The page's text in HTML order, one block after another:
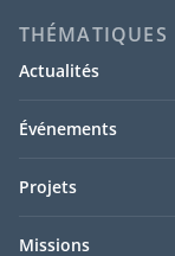
THÉMATIQUES
Actualités
Événements
Projets
Missions